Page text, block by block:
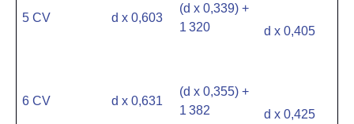
5 CV d x 0,603
(d x 0,339) +
1 320
d x 0,405
6 CV d x 0,631
(d x 0,355) +
1 382
d x 0,425